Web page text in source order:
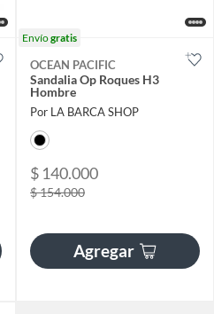
Envíogratis
OCEAN PACIFIC
Sandalia Op Roques H3
Hombre
Por LA BARCA SHOP
$ 140.000
$ 154.000
Agregar